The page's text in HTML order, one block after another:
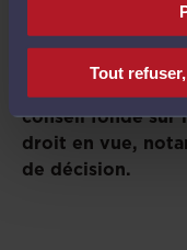
Tout
La consultation
prestation
question posée,
conseil fondé sur
droit en vue,
de décision.